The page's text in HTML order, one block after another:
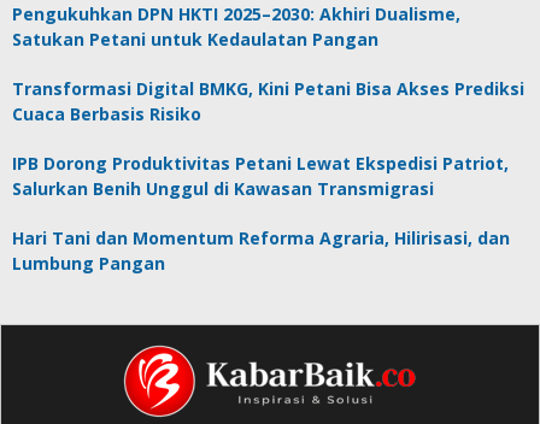
Pengukuhkan DPN HKTI 2025–2030: Akhiri Dualisme,
Satukan Petani untuk Kedaulatan Pangan
Transformasi Digital BMKG, Kini Petani Bisa Akses Prediksi
Cuaca Berbasis Risiko
IPB Dorong Produktivitas Petani Lewat Ekspedisi Patriot,
Salurkan Benih Unggul di Kawasan Transmigrasi
Hari Tani dan Momentum Reforma Agraria, Hilirisasi, dan
Lumbung Pangan